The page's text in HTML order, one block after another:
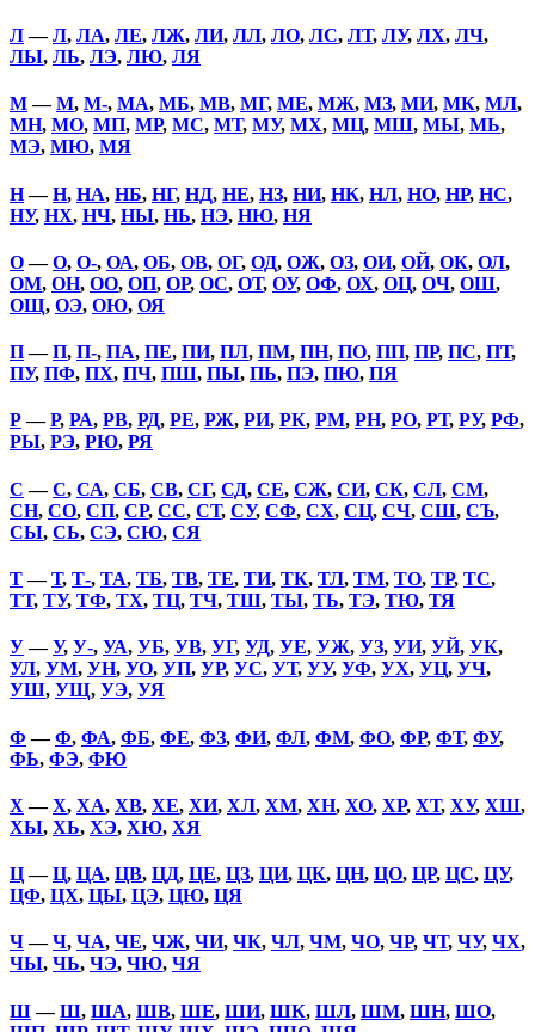
Л—Л, ЛА, ЛЕ, ЛЖ, ЛИ, ЛЛ, ЛО, ЛС, ЛТ, ЛУ, ЛХ, ЛЧ,
ЛЫ, ЛЬ, ЛЭ, ЛЮ, ЛЯ
М—М, М-, МА, МБ, МВ, МГ, МЕ, МЖ, МЗ, МИ, МК, МЛ,
МН, МО, МП, МР, МС, МТ, МУ, МХ, МЦ, МШ, МЫ, МЬ,
МЭ, МЮ, МЯ
Н—Н, НА, НБ, НГ, НД, НЕ, НЗ, НИ, НК, НЛ, НО, НР, НС,
НУ, НХ, НЧ, НЫ, НЬ, НЭ, НЮ, НЯ
О—О, О-, ОА, ОБ, ОВ, ОГ, ОД, ОЖ, ОЗ, ОИ, ОЙ, ОК, ОЛ,
ОМ, ОН, ОО, ОП, ОР, ОС, ОТ, ОУ, ОФ, ОХ, ОЦ, ОЧ, ОШ,
ОЩ, ОЭ, ОЮ, ОЯ
П—П, П-, ПА, ПЕ, ПИ, ПЛ, ПМ, ПН, ПО, ПП, ПР, ПС, ПТ,
ПУ, ПФ, ПХ, ПЧ, ПШ, ПЫ, ПЬ, ПЭ, ПЮ, ПЯ
Р—Р, РА, РВ, РД, РЕ, РЖ, РИ, РК, РМ, РН, РО, РТ, РУ, РФ,
РЫ, РЭ, РЮ, РЯ
С —С, СА, СБ, СВ, СГ, СД, СЕ, СЖ, СИ, СК, СЛ, СМ,
СН, СО, СП, СР, СС, СТ, СУ, СФ, СХ, СЦ, СЧ, СШ, СЪ,
СЫ, СЬ, СЭ, СЮ, СЯ
Т—Т, Т-, ТА, ТБ, ТВ, ТЕ, ТИ, ТК, ТЛ, ТМ, ТО, ТР, ТС,
ТТ, ТУ, ТФ, ТХ, ТЦ, ТЧ, ТШ, ТЫ, ТЬ, ТЭ, ТЮ, ТЯ
У—У, У-, УА, УБ, УВ, УГ, УД, УЕ, УЖ, УЗ, УИ, УЙ, УК,
УЛ, УМ, УН, УО, УП, УР, УС, УТ, УУ, УФ, УХ, УЦ, УЧ,
УШ, УЩ, УЭ, УЯ
Ф —Ф, ФА, ФБ, ФЕ, ФЗ, ФИ, ФЛ, ФМ, ФО, ФР, ФТ, ФУ,
ФЬ, ФЭ, ФЮ
Х —Х, ХА, ХВ, ХЕ, ХИ, ХЛ, ХМ, ХН, ХО, ХР, ХТ, ХУ, ХШ,
ХЫ, ХЬ, ХЭ, ХЮ, ХЯ
Ц—Ц, ЦА, ЦВ, ЦД, ЦЕ, ЦЗ, ЦИ, ЦК, ЦН, ЦО, ЦР, ЦС, ЦУ,
ЦФ, ЦХ, ЦЫ, ЦЭ, ЦЮ, ЦЯ
Ч—Ч, ЧА, ЧЕ, ЧЖ, ЧИ, ЧК, ЧЛ, ЧМ, ЧО, ЧР, ЧТ, ЧУ, ЧХ,
ЧЫ, ЧЬ, ЧЭ, ЧЮ, ЧЯ
Ш—Ш, ША, ШВ, ШЕ, ШИ, ШК, ШЛ, ШМ, ШН, ШО,